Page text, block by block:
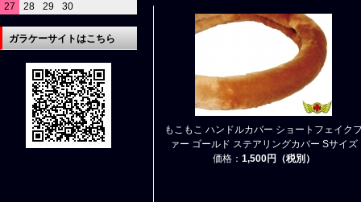
もこもこ ハンドルカバー ショートフェイク
ァー ゴールド ステアリングカバー Sサイズ
価格： 1,500円（税別）
27
28 29 30
ガラケーサイトはこちら